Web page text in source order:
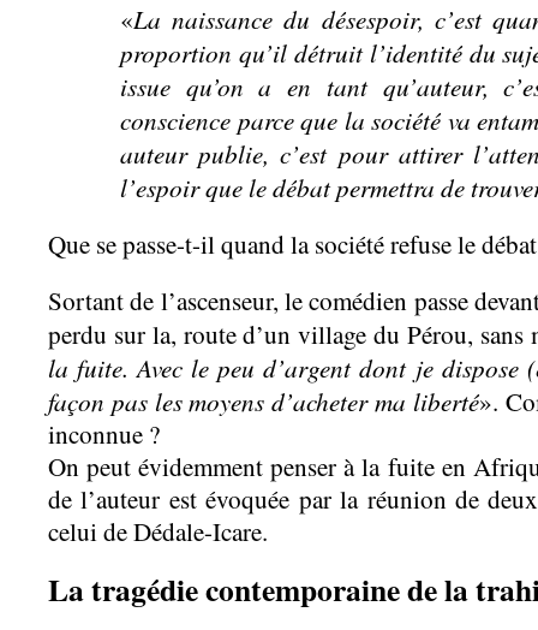
«La naissance du désespoir, c’est
proportion qu’il détruit l’identité du
issue qu’on a en tant qu’auteur,
conscience parce que la société va
auteur publie, c’est pour attirer
l’espoir que le débat permettra de
Que se passe-t-il quand la société refuse le
Sortant de l’ascenseur, le comédien passe
perdu sur la, route d’un village du Pérou, sans
la fuite. Avec le peu d’argent dont je dispose
façon pas les moyens d’acheter ma liberté».
inconnue ?
On peut évidemment penser à la fuite en
de l’auteur est évoquée par la réunion de
celui de Dédale-Icare.
La tragédie contemporaine de la